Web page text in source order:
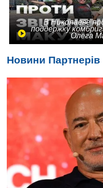
В Николаеве
поддержку
Олега